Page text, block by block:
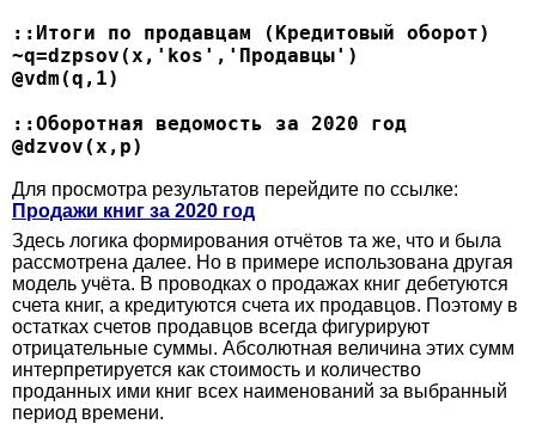
::Итоги по продавцам (Кредитовый оборот)
~q=dzpsov(x,'kos','Продавцы')
@vdm(q,1)
::Оборотная ведомость за 2020 год
@dzvov(x,p)
Для просмотра результатов перейдите по ссылке:
Продажи книг за 2020 год
Здесь логика формирования отчётов та же, что и была
рассмотрена далее. Но в примере использована другая
модель учёта. В проводках о продажах книг дебетуются
счета книг, а кредитуются счета их продавцов. Поэтому в
остатках счетов продавцов всегда фигурируют
отрицательные суммы. Абсолютная величина этих сумм
интерпретируется как стоимость и количество
проданных ими книг всех наименований за выбранный
период времени.